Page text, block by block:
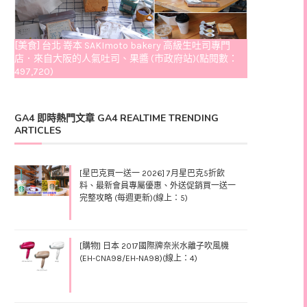
[美食] 台北 嵜本 SAKImoto bakery 高級生吐司專門
店．來自大阪的人氣吐司、果醬 (市政府站)(點閱數：
497,720)
GA4 即時熱門文章 GA4 REALTIME TRENDING
ARTICLES
[星巴克買一送一 2026] 7月星巴克5折飲
料、最新會員專屬優惠、外送促銷買一送一
完整攻略 (每週更新)(線上：5)
[購物] 日本 2017國際牌奈米水離子吹風機
(EH-CNA98/EH-NA98)(線上：4)